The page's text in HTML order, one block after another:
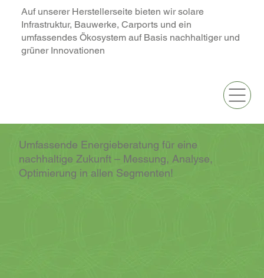
Auf unserer Herstellerseite bieten wir solare
Infrastruktur, Bauwerke, Carports und ein
umfassendes Ökosystem auf Basis nachhaltiger und
grüner Innovationen
Umfassende Energieberatung für eine
nachhaltige Zukunft – Messung, Analyse,
Optimierung in allen Segmenten!